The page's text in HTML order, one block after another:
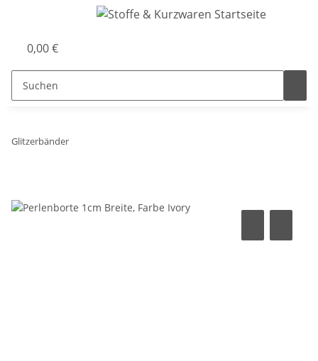
0,00 €
Glitzerbänder